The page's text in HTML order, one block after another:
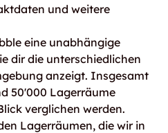
und weitere
eine unabhängige
dir die unterschiedlichen
anzeigt. Insgesamt
50'000 Lagerräume
verglichen werden.
Lagerräumen, die wir in